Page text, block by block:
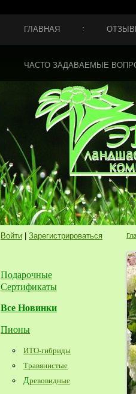
ГЛАВНАЯ
ЧАСТО ЗАДАВАЕМЫЕ
Войти Зарегистрироваться
Подарочные
Сертификаты
Все Новинки
Пионы
ИТО-гибриды
Травянистые
Древовидные